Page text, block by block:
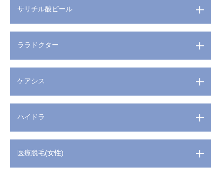
サリチル酸ピール
ララドクター
ケアシス
ハイドラ
医療脱毛(女性)